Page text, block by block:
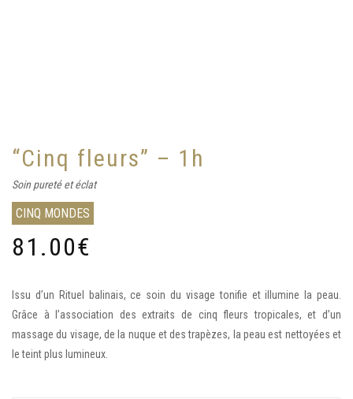
“Cinq fleurs” – 1h
Soin pureté et éclat
CINQ MONDES
81.00€
Issu d’un Rituel balinais, ce soin du visage tonifie et illumine la peau.
Grâce à l’association des extraits de cinq fleurs tropicales, et d’un
massage du visage, de la nuque et des trapèzes, la peau est nettoyées et
le teint plus lumineux.